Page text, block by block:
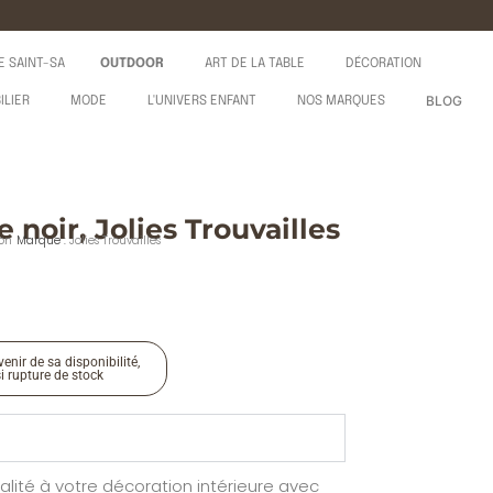
SAINT-SA OUTDOOR ART DE LA TABLE DÉCORATION
MODE L'UNIVERS ENFANT NOS MARQUES BLOG
noir, Jolies Trouvailles
Marque :Jolies Trouvailles
de sa disponibilité,
rupture de stock
à votre décoration intérieure avec